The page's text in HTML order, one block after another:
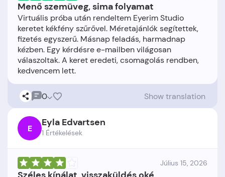
Menő szemüveg, sima folyamat
Virtuális próba után rendeltem Eyerim Studio
keretet kékfény szűrővel. Méretajánlók segítettek,
fizetés egyszerű. Másnap feladás, harmadnap
kézben. Egy kérdésre e-mailben világosan
válaszoltak. A keret eredeti, csomagolás rendben,
0 Show translation
E Eyla Edvartsen
1 Értékelések
Július 15, 2026